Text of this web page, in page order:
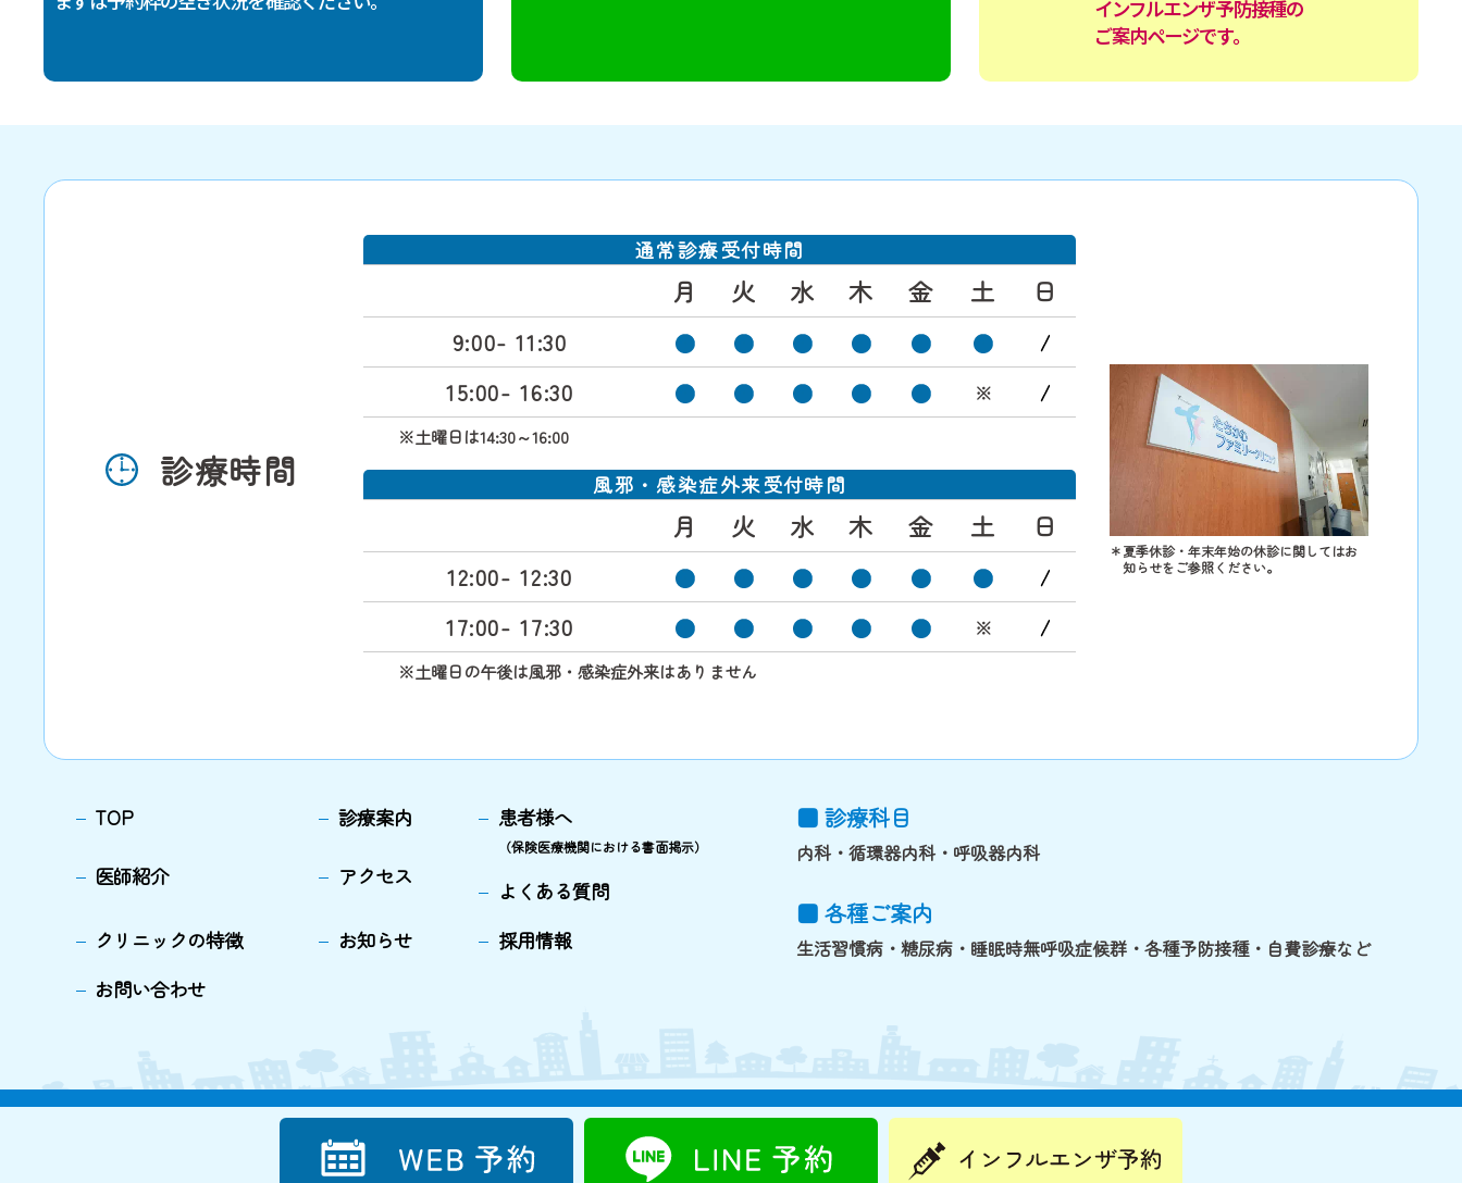
インフルエンザ予防接種の
ご案内ページです。
診療時間
通常診療受付時間
月 火 水 木 金 土 日
9:00- 11:30
15:00- 16:30 ※
※土曜日は14:30～16:00
風邪・感染症外来受付時間
月 火 水 木 金 土 日
12:00- 12:30
17:00- 17:30 ※
※土曜日の午後は風邪・感染症外来はありません
＊夏季休診・年末年始の休診に関してはお
知らせをご参照ください。
TOP 診療案内 患者様へ
（保険医療機関における書面掲示）
医師紹介 アクセス
よくある質問
クリニックの特徴
お知らせ
採用情報
お問い合わせ
■ 診療科目
内科・循環器内科・呼吸器内科
■ 各種ご案内
生活習慣病・糖尿病・睡眠時無呼吸症候群・各種予防接種・自費診療など
©TACHIKAWA FAMILY CLINIC. All rights reserved.